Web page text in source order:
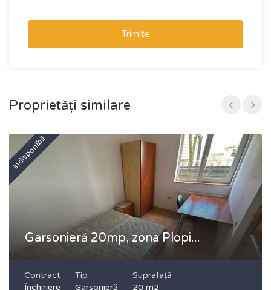
Trimite
Proprietăți similare
Indisponibil
Garsonieră 20mp, zona Plopi...
Contract
Închiriere
Tip
Garsonieră
Suprafață
20 m2